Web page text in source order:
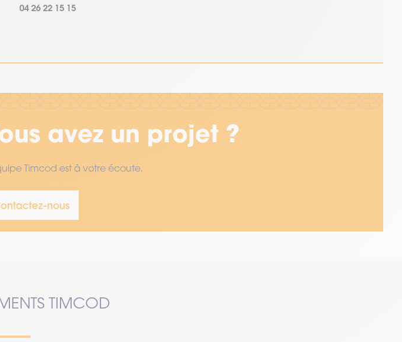
04 26 22 15 15
avez un projet ?
Timcod est à votre écoute.
nous
TIMCOD